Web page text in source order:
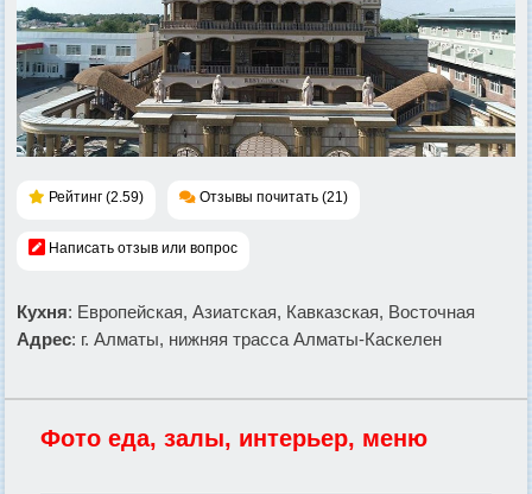
Рейтинг (2.59) Отзывы почитать (21)
Написать отзыв или вопрос
Кухня: Европейская, Азиатская, Кавказская, Восточная
Адрес: г. Алматы, нижняя трасса Алматы-Каскелен
Фото еда, залы, интерьер, меню